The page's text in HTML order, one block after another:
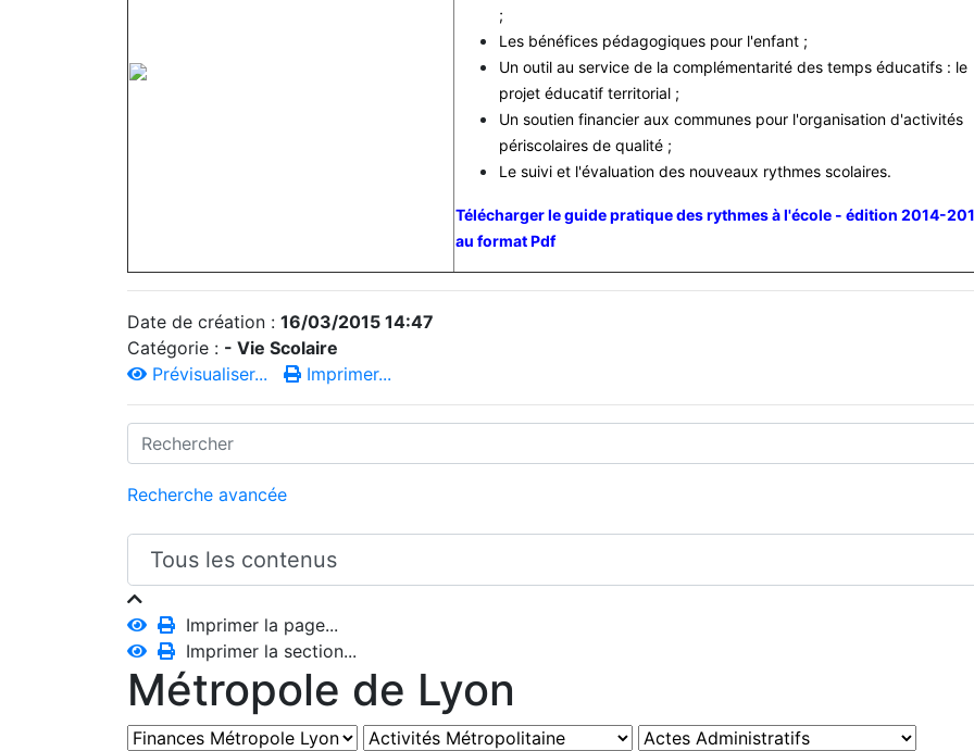
;
Les bénéfices pédagogiques pour l'enfant ;
Un outil au service de la complémentarité des temps éducatifs : le
projet éducatif territorial ;
Un soutien financier aux communes pour l'organisation d'activités
périscolaires de qualité ;
Le suivi et l'évaluation des nouveaux rythmes scolaires.
Télécharger le guide pratique des rythmes à l'école - édition 2014-
au format Pdf
Date de création : 16/03/2015 14:47
Catégorie : - Vie Scolaire
Prévisualiser...
Imprimer...
Recherche avancée
Imprimer la page...
Imprimer la section...
Métropole de Lyon